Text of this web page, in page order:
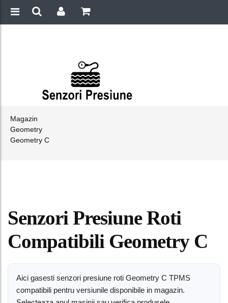
Magazin
Geometry
Geometry C
Senzori Presiune Roti
Compatibili Geometry C
Aici gasesti senzori presiune roti Geometry C TPMS
compatibili pentru versiunile disponibile in magazin.